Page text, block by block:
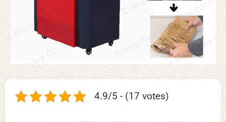
4.9/5 - (17 votes)